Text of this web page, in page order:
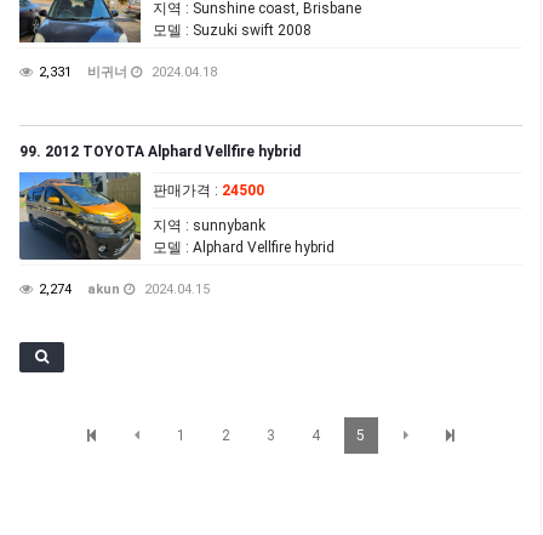
지역 : Sunshine coast, Brisbane
모델 : Suzuki swift 2008
2,331 비귀너 2024.04.18
99. 2012 TOYOTA Alphard Vellfire hybrid
판매가격 : 24500
지역 : sunnybank
모델 : Alphard Vellfire hybrid
2,274 akun 2024.04.15
1 2 3 4 5